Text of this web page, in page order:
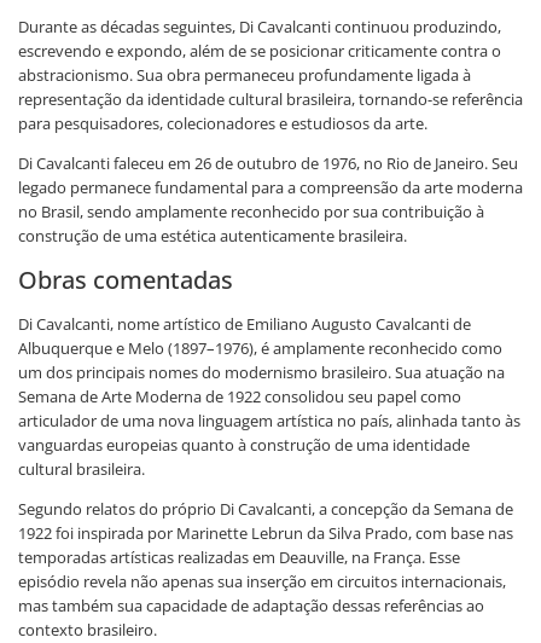
Durante as décadas seguintes, Di Cavalcanti continuou produzindo,
escrevendo e expondo, além de se posicionar criticamente contra o
abstracionismo. Sua obra permaneceu profundamente ligada à
representação da identidade cultural brasileira, tornando-se referência
para pesquisadores, colecionadores e estudiosos da arte.
Di Cavalcanti faleceu em 26 de outubro de 1976, no Rio de Janeiro. Seu
legado permanece fundamental para a compreensão da arte moderna
no Brasil, sendo amplamente reconhecido por sua contribuição à
construção de uma estética autenticamente brasileira.
Obras comentadas
Di Cavalcanti, nome artístico de Emiliano Augusto Cavalcanti de
Albuquerque e Melo (1897–1976), é amplamente reconhecido como
um dos principais nomes do modernismo brasileiro. Sua atuação na
Semana de Arte Moderna de 1922 consolidou seu papel como
articulador de uma nova linguagem artística no país, alinhada tanto às
vanguardas europeias quanto à construção de uma identidade
cultural brasileira.
Segundo relatos do próprio Di Cavalcanti, a concepção da Semana de
1922 foi inspirada por Marinette Lebrun da Silva Prado, com base nas
temporadas artísticas realizadas em Deauville, na França. Esse
episódio revela não apenas sua inserção em circuitos internacionais,
mas também sua capacidade de adaptação dessas referências ao
contexto brasileiro.